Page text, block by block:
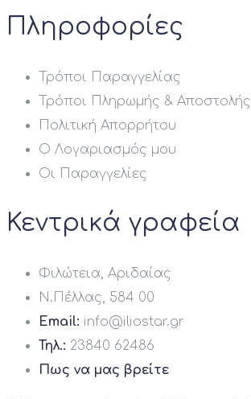
Πληροφορίες
Τρόποι Παραγγελίας
Τρόποι Πληρωμής & Αποστολής
Πολιτική Απορρήτου
Ο Λογαριασμός μου
Οι Παραγγελίες
Κεντρικά γραφεία
Φιλώτεια, Αριδαίας
Ν.Πέλλας, 584 00
Email: info@iliostar.gr
Τηλ.: 23840 62486
Πως να μας βρείτε